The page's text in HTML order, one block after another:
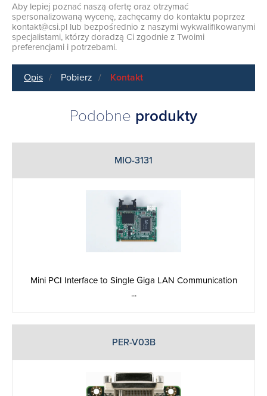
Aby lepiej poznać naszą ofertę oraz otrzymać
spersonalizowaną wycenę, zachęcamy do kontaktu poprzez
kontakt@csi.pl lub bezpośrednio z naszymi wykwalifikowanymi
specjalistami, którzy doradzą Ci zgodnie z Twoimi
preferencjami i potrzebami.
Opis Pobierz Kontakt
Podobne produkty
MIO-3131
Mini PCI Interface to Single Giga LAN Communication
...
PER-V03B